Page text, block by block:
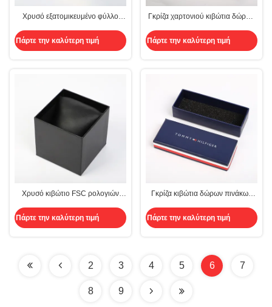
Χρυσό εξατομικευμένο φύλλο
δέρματος δύο κομμάτια άκαμπτου
εγγράφου με τυλιγμένο το
Πάρτε την καλύτερη τιμή
Γκρίζα χαρτονιού κιβώτια δώρων
που αποτυπώνουν το σφουγγάρι
FCS σε ανάγλυφο επικυρωμένο
Πάρτε την καλύτερη τιμή
Χρυσό κιβώτιο FSC ρολογιών
αλουμινίου δύο κομμάτια
Πάρτε την καλύτερη τιμή
Γκρίζα κιβώτια δώρων πινάκων
σφουγγάρι FCS καπακιών
Πάρτε την καλύτερη τιμή
2 3 4 5 6 7
8 9